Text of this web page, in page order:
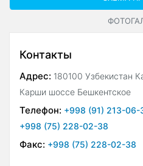
Контакты
Адрес: 180100 Узбекистан
Карши шоссе Бешкентское
Телефон: +998 (91) 213-06-
+998 (75) 228-02-38
Факс: +998 (75) 228-02-38